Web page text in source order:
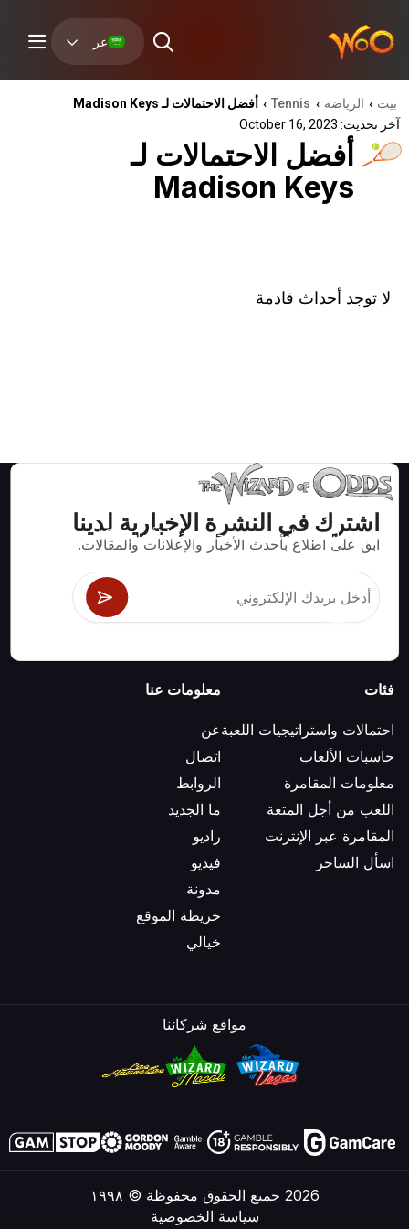
عر
بيت › الرياضة ›
Tennis
› أفضل الاحتمالات لـ Madison Keys
آخر تحديث: October 16, 2023
أفضل الاحتمالات لـ
Madison Keys
لا توجد أحداث قادمة
اشترك في النشرة الإخبارية لدينا
ابق على اطلاع بأحدث الأخبار والإعلانات والمقالات.
استراتيجيات ومعلومات صحيحة رياضيا لألعاب الكازينو مثل
البلاك جاك وكرابس والروليت ومئات الألعاب الأخرى التي
يمكن لعبها.
فئات
احتمالات واستراتيجيات اللعبة
حاسبات الألعاب
معلومات المقامرة
اللعب من أجل المتعة
المقامرة عبر الإنترنت
اسأل الساحر
معلومات عنا
عن
اتصال
الروابط
ما الجديد
راديو
فيديو
مدونة
خريطة الموقع
خيالي
مواقع شركائنا
2026 جميع الحقوق محفوظة © ١٩٩٨
سياسة الخصوصية